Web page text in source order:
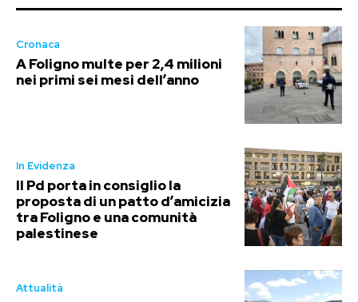
Cronaca
A Foligno multe per 2,4 milioni
nei primi sei mesi dell’anno
In Evidenza
Il Pd porta in consiglio la
proposta di un patto d’amicizia
tra Foligno e una comunità
palestinese
Attualità